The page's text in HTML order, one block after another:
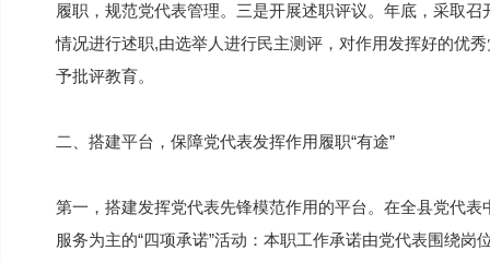
履职，规范党代表管理。三是开展述职评议。年底，采取
情况进行述职,由选举人进行民主测评，对作用发挥好的优
予批评教育。
二、搭建平台，保障党代表发挥作用履职“有途”
第一，搭建发挥党代表先锋模范作用的平台。在全县党代
服务为主的“四项承诺”活动：本职工作承诺由党代表围绕